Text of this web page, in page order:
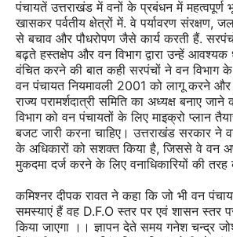
पंचायतें उत्तराखंड में वनों के प्रबंधन में महत्वपूर्ण
खासकर पर्वतीय क्षेत्रों में. वे पर्यावरण संरक्षण,
से बचाव और पौधरोपण जैसे कार्य करती हैं.
बढ़ते हस्तक्षेप और वन विभाग द्वारा उन्हें
वंचित करने की बात कही सरपंचों ने वन विभाग
वन पंचायत नियमावली 2001 को लागू करने
राज्य परामर्शदात्री समिति का अध्यक्ष बनाए
विभाग को वन पंचायतों के लिए माइक्रो प्लान
बजट जारी करना चाहिए। उत्तराखंड सरकार ने
के अधिकारों को सशक्त किया है, जिससे वे वन
मुकदमा दर्ज करने के लिए वनाधिकारियों की
कमिश्नर दीपक रावत ने कहा कि जो भी वन
समस्याएं हैं वह D.F.O स्तर पर एवं शासन स्तर
किया जाएगा ।। ज्ञापन देते समय गनेश चन्द्र